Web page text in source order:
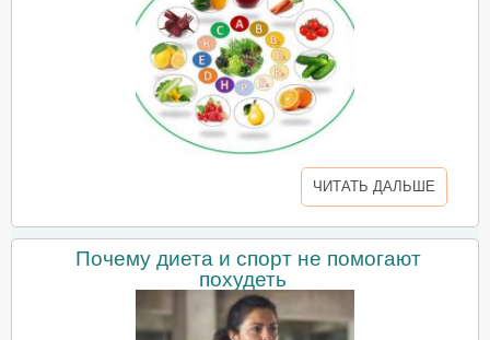
ЧИТАТЬ ДАЛЬШЕ
Почему диета и спорт не помогают
похудеть